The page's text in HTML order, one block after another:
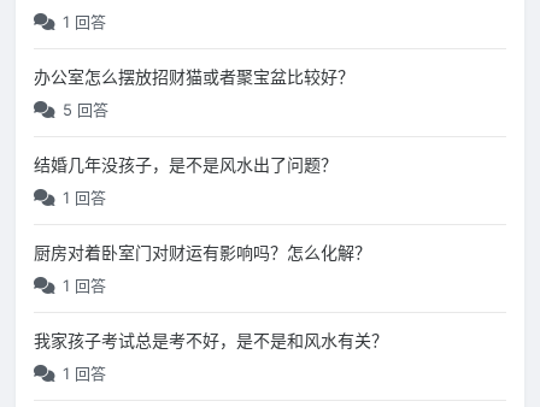
1 回答
办公室怎么摆放招财猫或者聚宝盆比较好？
5 回答
结婚几年没孩子，是不是风水出了问题？
1 回答
厨房对着卧室门对财运有影响吗？怎么化解？
1 回答
我家孩子考试总是考不好，是不是和风水有关？
1 回答